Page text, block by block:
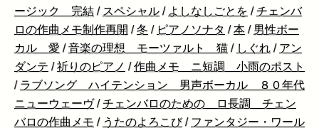
ージック 完結 / スペシャル / よしなしごとを /チェンバ
ロの作曲メモ制作再開 /冬 / ピアノソナタ /本 / 男性ボー
カル 愛 /音楽の理想 モーツァルト 猫 / しぐれ / アン
ダンテ /祈りのピアノ /作曲メモ ニ短調 小雨のポスト
/ ラブソング ハイテンション 男声ボーカル ８０年代
ニューウェーヴ /チェンバロのための ロ長調 チェン
バロの作曲メモ / うたのよろこび / ファンタジー・ワール